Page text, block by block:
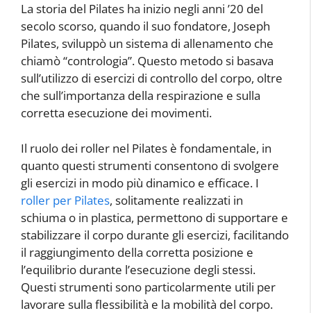
La storia del Pilates ha inizio negli anni ’20 del
secolo scorso, quando il suo fondatore, Joseph
Pilates, sviluppò un sistema di allenamento che
chiamò “contrologia”. Questo metodo si basava
sull’utilizzo di esercizi di controllo del corpo, oltre
che sull’importanza della respirazione e sulla
corretta esecuzione dei movimenti.
Il ruolo dei roller nel Pilates è fondamentale, in
quanto questi strumenti consentono di svolgere
gli esercizi in modo più dinamico e efficace. I
roller per Pilates, solitamente realizzati in
schiuma o in plastica, permettono di supportare e
stabilizzare il corpo durante gli esercizi, facilitando
il raggiungimento della corretta posizione e
l’equilibrio durante l’esecuzione degli stessi.
Questi strumenti sono particolarmente utili per
lavorare sulla flessibilità e la mobilità del corpo.